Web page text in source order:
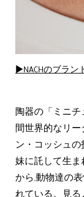
▶NACHのブラン
陶器の「ミニ
間世界的なリ
ン・コッシュ
妹に託して生ま
から,動物達の